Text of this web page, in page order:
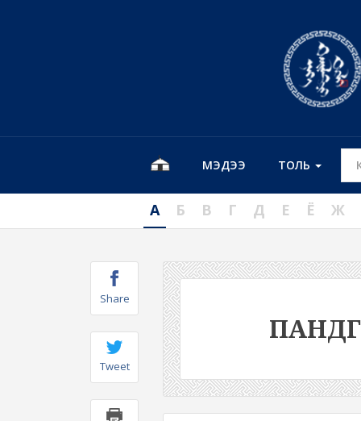
МЭДЭЭ ТОЛЬ
А Б В Г Д Е Ё Ж
Share
Tweet